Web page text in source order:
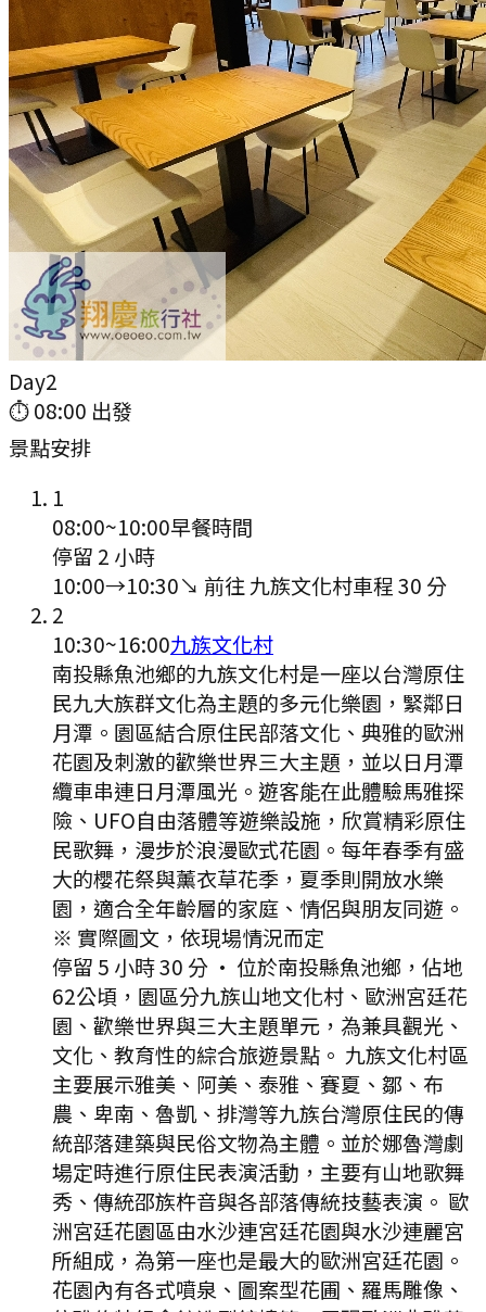
Day2
⏱08:00 出發
景點安排
1
08:00~10:00早餐時間
停留 2 小時
10:00→10:30↘ 前往 九族文化村車程30 分
2
10:30~16:00九族文化村
南投縣魚池鄉的九族文化村是一座以台灣原住
民九大族群文化為主題的多元化樂園，緊鄰日
月潭。園區結合原住民部落文化、典雅的歐洲
花園及刺激的歡樂世界三大主題，並以日月潭
纜車串連日月潭風光。遊客能在此體驗馬雅探
險、UFO自由落體等遊樂設施，欣賞精彩原住
民歌舞，漫步於浪漫歐式花園。每年春季有盛
大的櫻花祭與薰衣草花季，夏季則開放水樂
園，適合全年齡層的家庭、情侶與朋友同遊。
※ 實際圖文，依現場情況而定
停留 5 小時 30 分 · 位於南投縣魚池鄉，佔地
62公頃，園區分九族山地文化村、歐洲宮廷花
園、歡樂世界與三大主題單元，為兼具觀光、
文化、教育性的綜合旅遊景點。 九族文化村區
主要展示雅美、阿美、泰雅、賽夏、鄒、布
農、卑南、魯凱、排灣等九族台灣原住民的傳
統部落建築與民俗文物為主體。並於娜魯灣劇
場定時進行原住民表演活動，主要有山地歌舞
秀、傳統邵族杵音與各部落傳統技藝表演。 歐
洲宮廷花園區由水沙連宮廷花園與水沙連麗宮
所組成，為第一座也是最大的歐洲宮廷花園。
花園內有各式噴泉、圖案型花圃、羅馬雕像、